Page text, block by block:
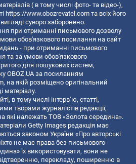
( в тому числі фото- та відео-),
https://www.obozrevatel.com та всіх його
суворо заборонено.
при отриманні письмового дозволу
обов'язкового посилання на сайт
- при отриманні письмового
та за умови обов'язкового
для пошукових систем,
OBOZ.UA за посиланням
, на якій розміщено оригінальний
матеріалу.
в тому числі інтерв’ю, статті,
творами журналістів редакції,
які належать ТОВ «Золота середина».
Getty Images редакція має
законом України «Про авторські
не має права без письмового
їх використовувати, вони не
перекладу, поширенню в